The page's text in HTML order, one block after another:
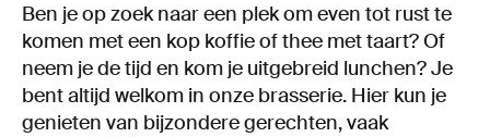
Ben je op zoek naar een plek om even tot rust te
komen met een kop koffie of thee met taart? Of
neem je de tijd en kom je uitgebreid lunchen? Je
bent altijd welkom in onze brasserie. Hier kun je
genieten van bijzondere gerechten, vaak